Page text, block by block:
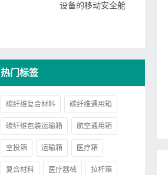
设备的移动安全舱
热门标签
碳纤维复合材料 碳纤维通用箱
碳纤维包装运输箱 航空通用箱
空投箱 运输箱 医疗箱
复合材料 医疗器械 拉杆箱